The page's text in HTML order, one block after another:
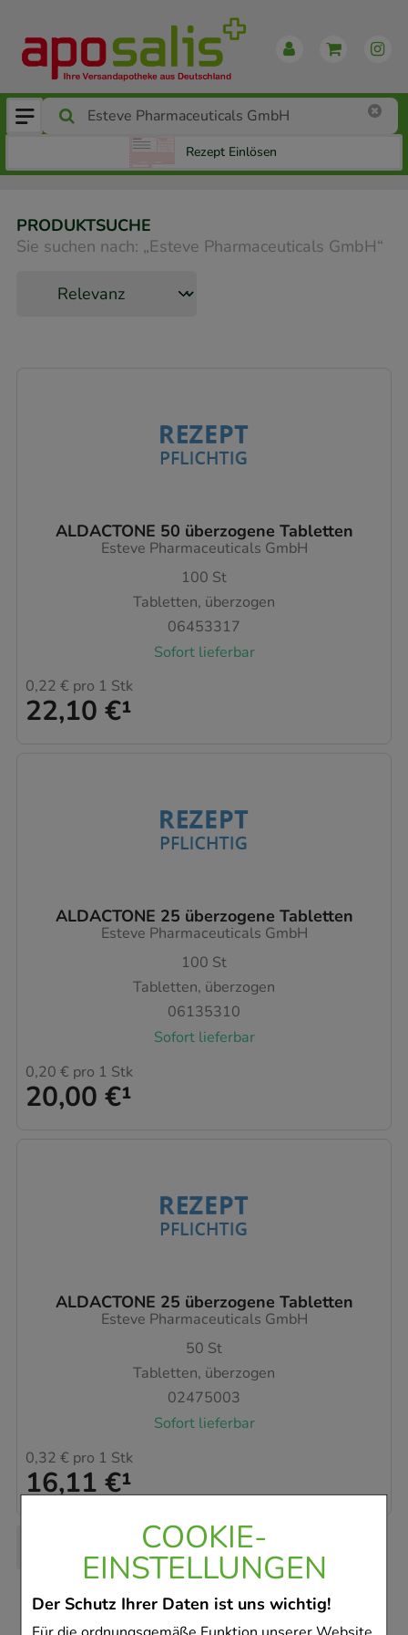
COOKIE-
EINSTELLUNGEN
Der Schutz Ihrer Daten ist uns wichtig!
Rezept Einlösen
PRODUKTSUCHE
Sie suchen nach: „Esteve Pharmaceuticals GmbH“
ALDACTONE 50 überzogene Tabletten
Esteve Pharmaceuticals GmbH
100 St
Tabletten, überzogen
06453317
Sofort lieferbar
22,10 €¹
0,22 € pro 1 Stk
ALDACTONE 25 überzogene Tabletten
Esteve Pharmaceuticals GmbH
100 St
Tabletten, überzogen
06135310
Sofort lieferbar
20,00 €¹
0,20 € pro 1 Stk
ALDACTONE 25 überzogene Tabletten
Esteve Pharmaceuticals GmbH
50 St
Tabletten, überzogen
02475003
Sofort lieferbar
16,11 €¹
0,32 € pro 1 Stk